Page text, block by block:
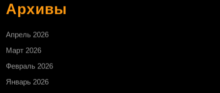
Архивы
Апрель 2026
Март 2026
Февраль 2026
Январь 2026